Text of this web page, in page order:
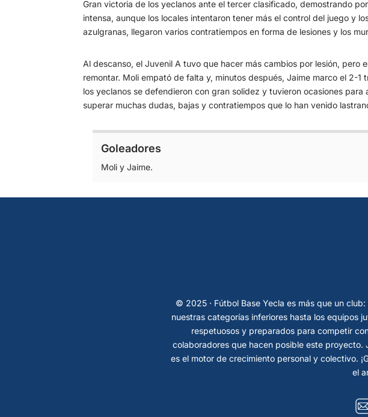
Gran victoria de los yeclanos ante el tercer clasificado, demostrando
intensa, aunque los locales intentaron tener más el control del juego y
azulgranas, llegaron varios contratiempos en forma de lesiones y los
Al descanso, el Juvenil A tuvo que hacer más cambios por lesión,
remontar. Moli empató de falta y, minutos después, Jaime marco el 2-
los yeclanos se defendieron con gran solidez y tuvieron ocasiones
superar muchas dudas, bajas y contratiempos que lo han venido
Goleadores
Moli y Jaime.
© 2025 · Fútbol Base Yecla es más que un
nuestras categorías inferiores hasta los equipos
respetuosos y preparados para competir
colaboradores que hacen posible este
es el motor de crecimiento personal y colectivo.
el